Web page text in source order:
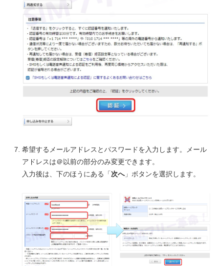
希望するメールアドレスとパスワードを入力します。メール
アドレスは＠以前の部分のみ変更できます。
入力後は、下のほうにある「次へ」ボタンを選択します。